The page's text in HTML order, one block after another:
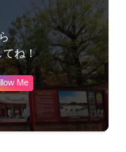
てね！
Me